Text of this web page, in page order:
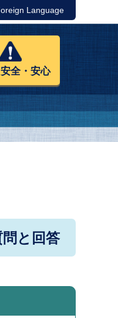
Language
全・安心
と回答